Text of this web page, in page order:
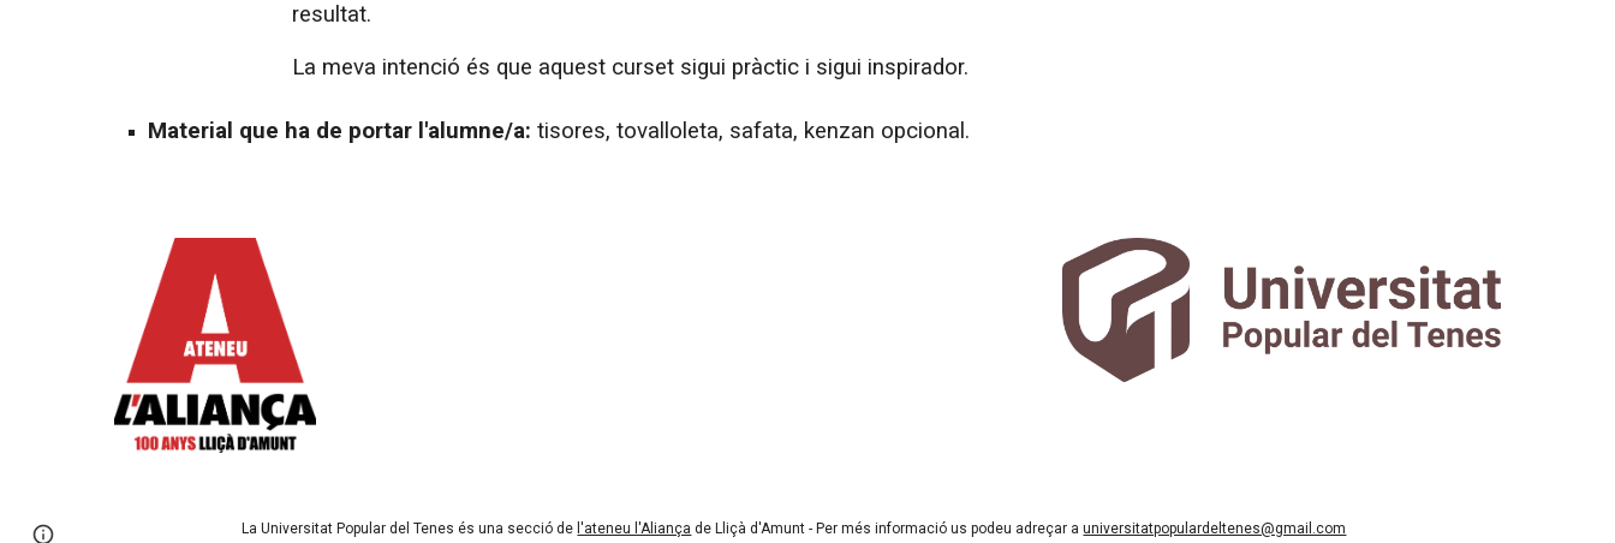
resultat.
La meva intenció és que aquest curset sigui pràctic i sigui inspirador.
Material que ha de portar l'alumne/a: tisores, tovalloleta, safata, kenzan opcional.
La Universitat Popular del Tenes és una secció de l'ateneu l'Aliança de Lliçà d'Amunt - Per més informació us podeu adreçar auniversitatpopulardeltenes@gmail.com
Report abuse